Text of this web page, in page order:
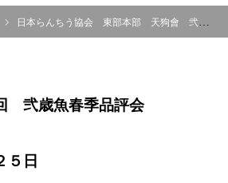
日本らんちう協会 東部本部 天狗會 弐歳魚春季品評会 結果
弐歳魚春季品評会
５日